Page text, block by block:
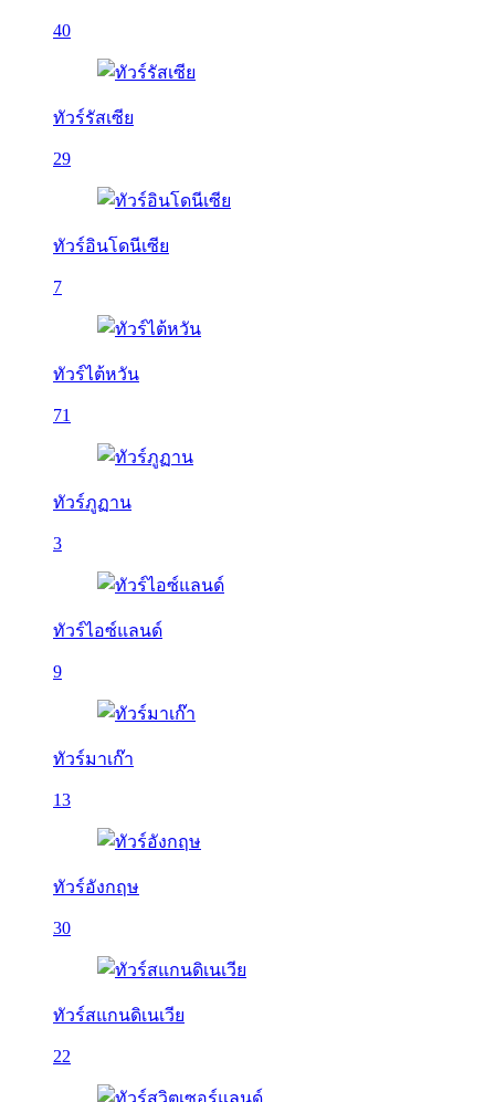
40
ทัวร์รัสเซีย
29
ทัวร์อินโดนีเซีย
7
ทัวร์ไต้หวัน
71
ทัวร์ภูฏาน
3
ทัวร์ไอซ์แลนด์
9
ทัวร์มาเก๊า
13
ทัวร์อังกฤษ
30
ทัวร์สแกนดิเนเวีย
22